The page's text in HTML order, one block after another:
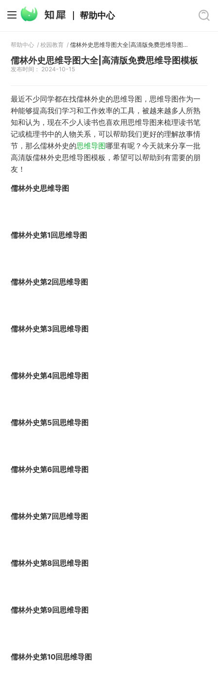
帮助中心
帮助中心 /校园教育 / 儒林外史思维导图大全|高清版免费思维导图模板
儒林外史思维导图大全|高清版免费思维导图模板
发布时间： 2024-10-15
最近不少同学都在找儒林外史的思维导图，思维导图作为一
种能够提高我们学习和工作效率的工具，被越来越多人所熟
知和认为，现在不少人读书也喜欢用思维导图来梳理读书笔
记或梳理书中的人物关系，可以帮助我们更好的理解故事情
节，那么儒林外史的思维导图哪里有呢？今天就来分享一批
高清版儒林外史思维导图模板，希望可以帮助到有需要的朋
友！
儒林外史思维导图
儒林外史第1回思维导图
儒林外史第2回思维导图
儒林外史第3回思维导图
儒林外史第4回思维导图
儒林外史第5回思维导图
儒林外史第6回思维导图
儒林外史第7回思维导图
儒林外史第8回思维导图
儒林外史第9回思维导图
儒林外史第10回思维导图